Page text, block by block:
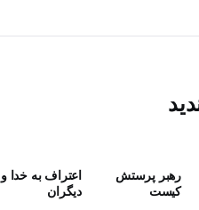
رهبر پرستش
كيست
اعتراف به خدا و
دیگران